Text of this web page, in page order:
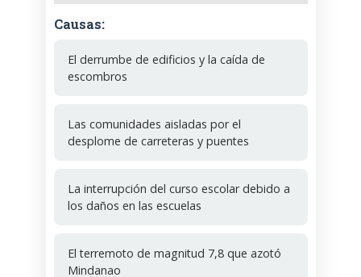
Causas:
El derrumbe de edificios y la caída de
escombros
Las comunidades aisladas por el
desplome de carreteras y puentes
La interrupción del curso escolar debido a
los daños en las escuelas
El terremoto de magnitud 7,8 que azotó
Mindanao